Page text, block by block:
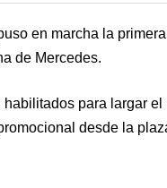
en marcha la
de Mercedes.
para largar
desde la